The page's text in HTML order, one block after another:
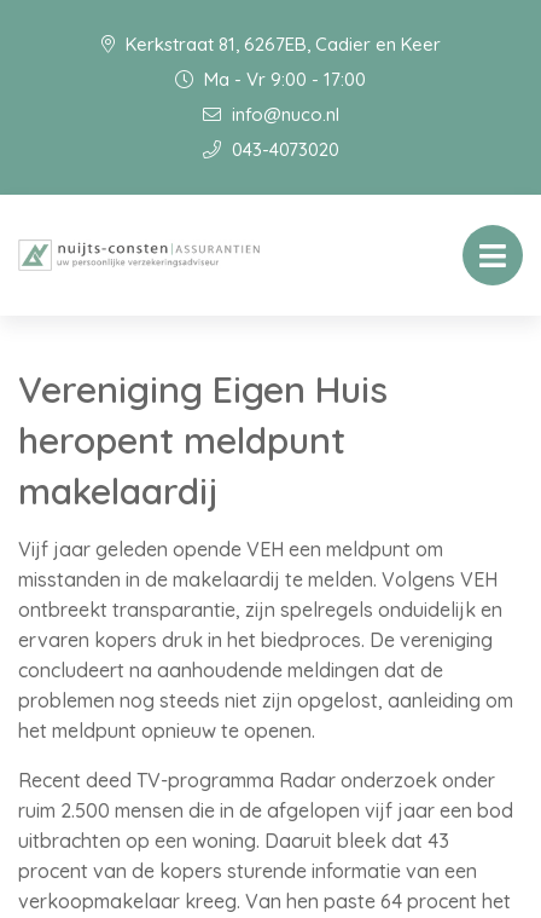
Kerkstraat 81, 6267EB, Cadier en Keer
Ma - Vr 9:00 - 17:00
info@nuco.nl
043-4073020
Vereniging Eigen Huis
heropent meldpunt
makelaardij
Vijf jaar geleden opende VEH een meldpunt om
misstanden in de makelaardij te melden. Volgens VEH
ontbreekt transparantie, zijn spelregels onduidelijk en
ervaren kopers druk in het biedproces. De vereniging
concludeert na aanhoudende meldingen dat de
problemen nog steeds niet zijn opgelost, aanleiding om
het meldpunt opnieuw te openen.
Recent deed TV-programma Radar onderzoek onder
ruim 2.500 mensen die in de afgelopen vijf jaar een bod
uitbrachten op een woning. Daaruit bleek dat 43
procent van de kopers sturende informatie van een
verkoopmakelaar kreeg. Van hen paste 64 procent het